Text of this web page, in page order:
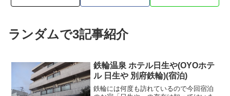
ランダムで3記事紹介
鉄輪温泉 ホテル日生や(OYOホテ
ル 日生や 別府鉄輪)(宿泊)
鉄輪には何度も訪れているので今回宿泊